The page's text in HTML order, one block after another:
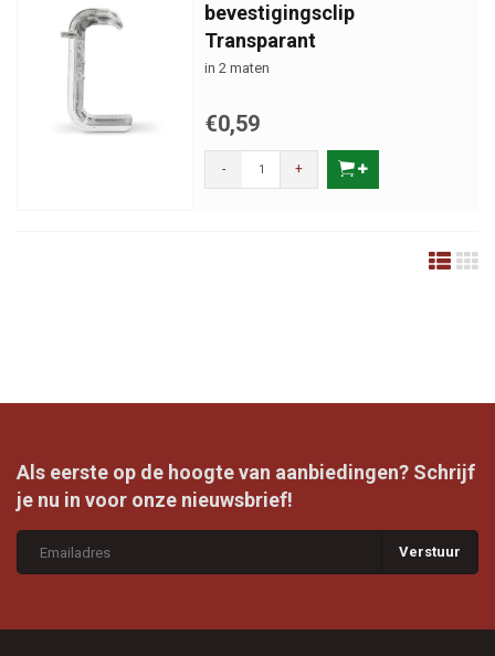
bevestigingsclip
Transparant
in 2 maten
€0,59
- +
Als eerste op de hoogte van aanbiedingen? Schrijf
je nu in voor onze nieuwsbrief!
Verstuur